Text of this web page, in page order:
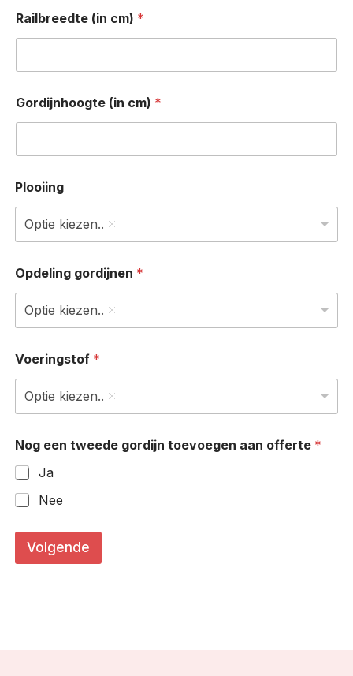
Railbreedte (in cm) *
Gordijnhoogte (in cm) *
Plooiing
Optie kiezen..
Opdeling gordijnen *
Optie kiezen..
Voeringstof *
Optie kiezen..
Nog een tweede gordijn toevoegen aan offerte *
Ja
Nee
Volgende